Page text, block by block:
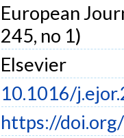
European
245, no 1)
Elsevier
10.1016/
https://